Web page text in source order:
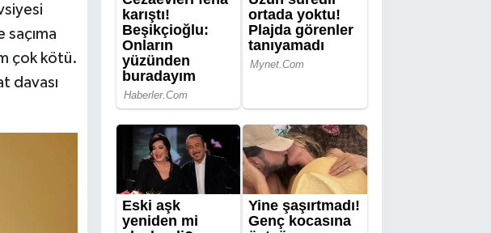
çok kötü.
davası